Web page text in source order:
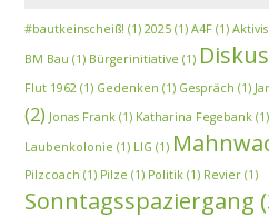
#bautkeinscheiß! (1) 2025 (1) A4F (1)
BM Bau (1) Bürgerinitiative (1)
Flut 1962 (1) Gedenken (1) Gespräch (1)
(2) Jonas Frank (1) Katharina Fegebank (1)
Laubenkolonie (1) LIG (1)
Pilzcoach (1) Pilze (1) Politik (1) Revier (1)
Sonntagsspaziergang